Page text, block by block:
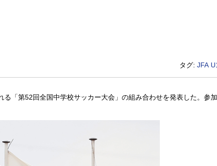
タグ: JFA
る「第52回全国中学校サッカー大会」の組み合わせを発表した。参加